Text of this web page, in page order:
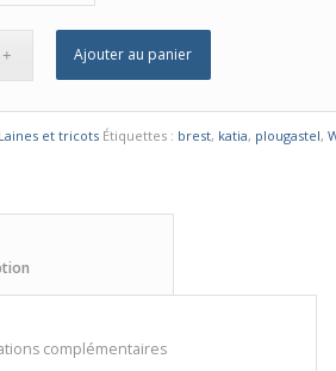
Ajouter au panier
Laines et tricots Étiquettes : brest, katia, plougastel,